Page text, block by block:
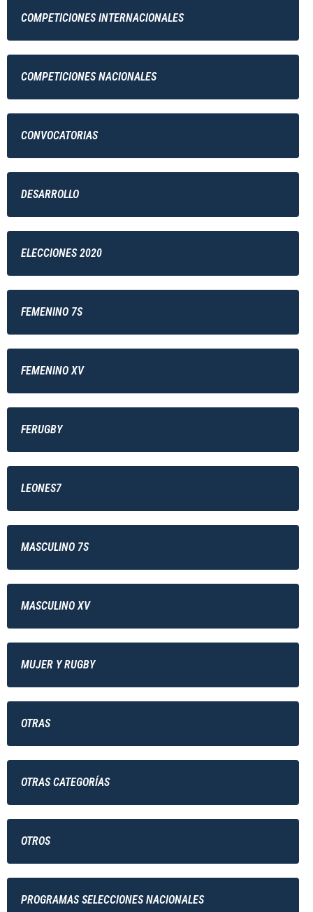
COMPETICIONES INTERNACIONALES
COMPETICIONES NACIONALES
CONVOCATORIAS
DESARROLLO
ELECCIONES 2020
FEMENINO 7S
FEMENINO XV
FERUGBY
LEONES7
MASCULINO 7S
MASCULINO XV
MUJER Y RUGBY
OTRAS
OTRAS CATEGORÍAS
OTROS
PROGRAMAS SELECCIONES NACIONALES